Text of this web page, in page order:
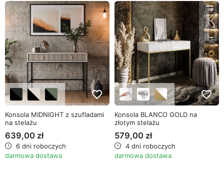
favorite_border
Konsola MIDNIGHT z szufladami
na stelażu
639,00 zł
6 dni roboczych
darmowa dostawa
favorite_border
Konsola BLANCO GOLD na
złotym stelażu
579,00 zł
4 dni roboczych
darmowa dostawa